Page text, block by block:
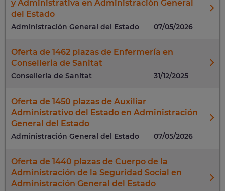
y Administrativa en Administración General
del Estado
Administración General del Estado 07/05/2026
Oferta de 1462 plazas de Enfermería en
Conselleria de Sanitat
Conselleria de Sanitat 31/12/2025
Oferta de 1450 plazas de Auxiliar
Administrativo del Estado en Administración
General del Estado
Administración General del Estado 07/05/2026
Oferta de 1440 plazas de Cuerpo de la
Administración de la Seguridad Social en
Administración General del Estado